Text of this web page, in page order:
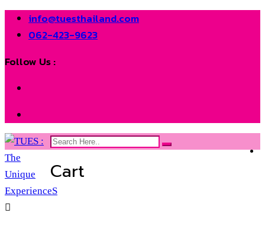
info@tuesthailand.com
062-423-9623
Follow Us :
Cart